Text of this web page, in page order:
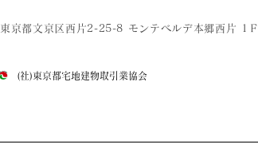
東京都文京区西片2-25-8 モンテベルデ本郷西片 1Ｆ
(社)東京都宅地建物取引業協会